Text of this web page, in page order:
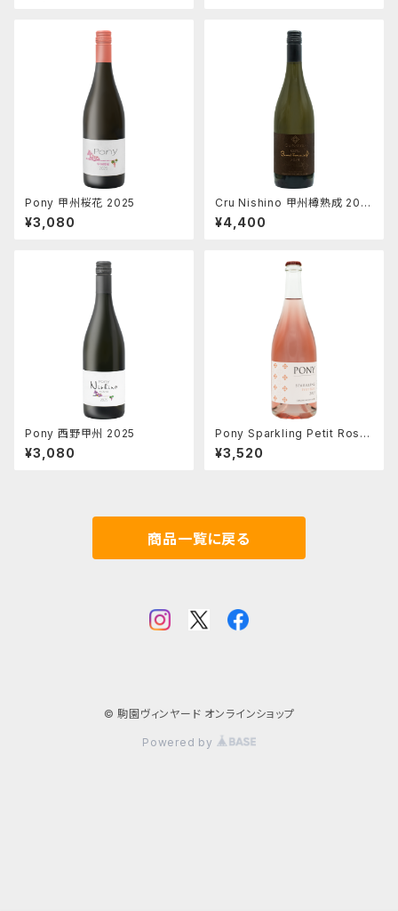
Pony 甲州桜花 2025
¥3,080
Cru Nishino 甲州樽熟成 202
4
¥4,400
Pony 西野甲州 2025
¥3,080
Pony Sparkling Petit Rosē
2025
¥3,520
商品一覧に戻る
© 駒園ヴィンヤード オンラインショップ
Powered by